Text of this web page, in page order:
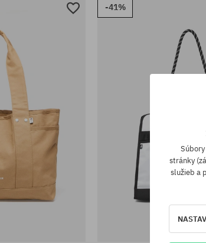
univerzálna veľkosť
-41%
stránky
služieb a